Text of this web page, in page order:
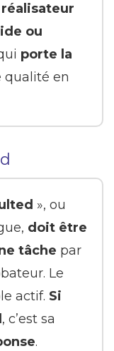
ou
porte la
qualité en
», ou
doit être
tâche par
Le
actif. Si
, c’est sa
.